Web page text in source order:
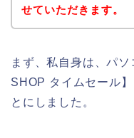
せていただきます。
まず、私自身は、パ
SHOP タイムセール
とにしました。